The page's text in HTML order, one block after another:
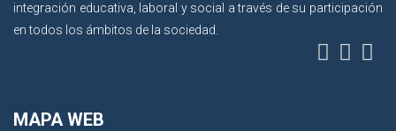
integración educativa, laboral y social a través de su participación
en todos los ámbitos de la sociedad.
MAPA WEB